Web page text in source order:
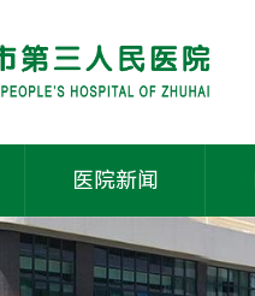
医院新闻